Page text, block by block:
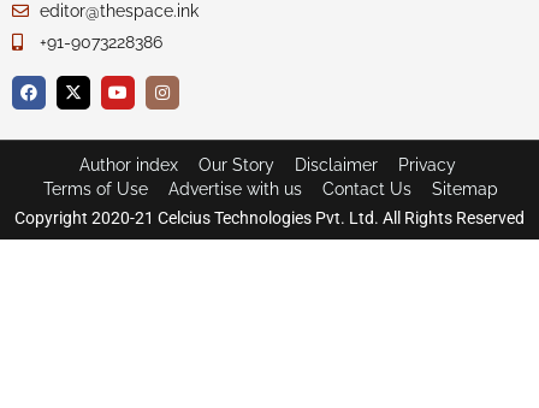
editor@thespace.ink
+91-9073228386
Copyright 2020-21 Celcius Technologies Pvt. Ltd. All Rights Reserved
Author index Our Story Disclaimer
Privacy
Terms of Use
Advertise with us Contact Us Sitemap